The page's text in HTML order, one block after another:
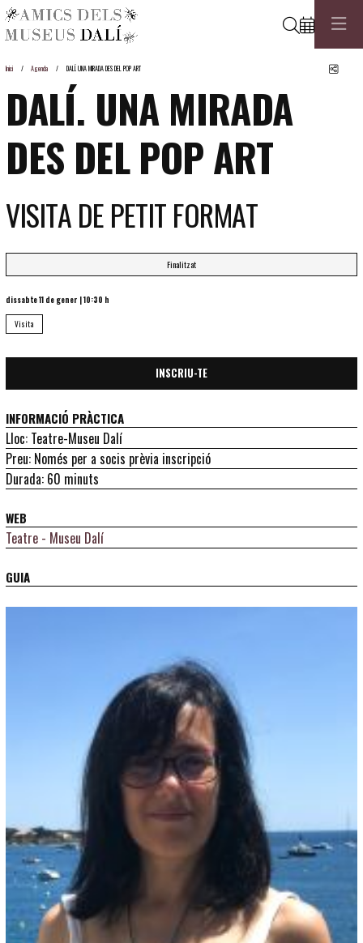
Cerca
Inici Agenda DALÍ. UNA MIRADA DES DEL POP ART
DALÍ. UNA MIRADA
DES DEL POP ART
VISITA DE PETIT FORMAT
Finalitzat
dissabte 11 de gener |10:30 h
Visita
INSCRIU-TE
INFORMACIÓ PRÀCTICA
Lloc: Teatre-Museu Dalí
Preu: Només per a socis prèvia inscripció
Durada: 60 minuts
WEB
Teatre - Museu Dalí
GUIA